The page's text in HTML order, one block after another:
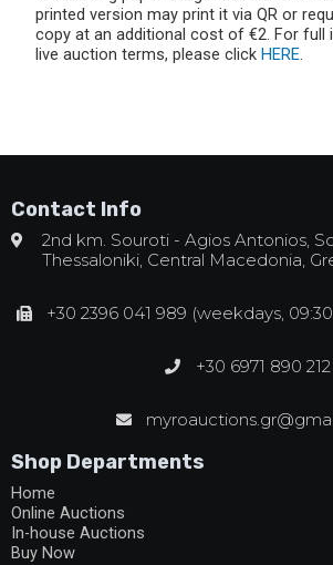
printed version may print it via QR or
copy at an additional cost of €2. For full
live auction terms, please click HERE.
Contact Info
2nd km. Souroti - Agios Antonios,
Thessaloniki, Central Macedonia,
+30 2396 041 989 (weekdays, 09:30
+30 6971 890 212
Shop Departments
Home
Online Auctions
In-house Auctions
Buy Now